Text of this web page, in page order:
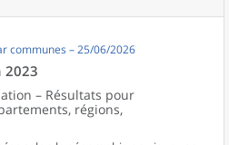
communes – 25/06/2026
2023
– Résultats pour
régions,